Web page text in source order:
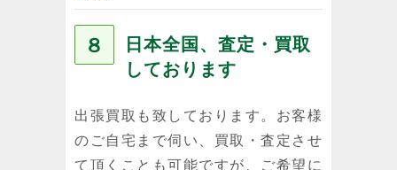
８
日本全国、査定・買取
しております
出張買取も致しております。お客様
のご自宅まで伺い、買取・査定させ
て頂くことも可能ですが、ご希望に